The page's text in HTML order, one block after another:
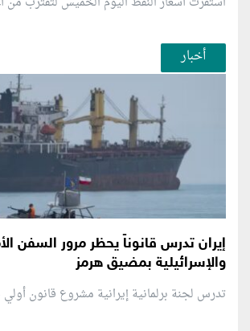
أخبار
إيران تدرس قانوناً يحظر مرور السفن
والإسرائيلية بمضيق هرمز
تدرس لجنة برلمانية إيرانية مشروع قانون